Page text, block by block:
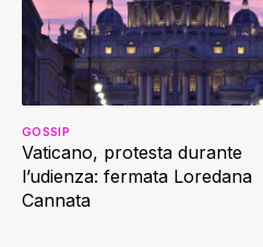
Vaticano, protesta durante
l’udienza: fermata Loredana
Cannata
GOSSIP